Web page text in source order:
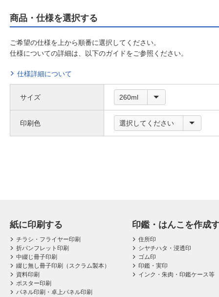
商品・仕様を選択する
ご希望の仕様を上から順番に選択してください。
仕様についての詳細は、以下のガイドをご参照ください。
仕様詳細について
サイズ 260ml
印刷色 選択してください
紙に印刷する
チラシ・フライヤー印刷
折パンフレット印刷
中綴じ冊子印刷
綴じ無し冊子印刷（スクラム製本）
資料印刷
ポスター印刷
パネル印刷・卓上パネル印刷
印鑑・はんこを作成
住所印
シヤチハタ・浸透印
ゴム印
印鑑・実印
インク・朱肉・印鑑ケース等